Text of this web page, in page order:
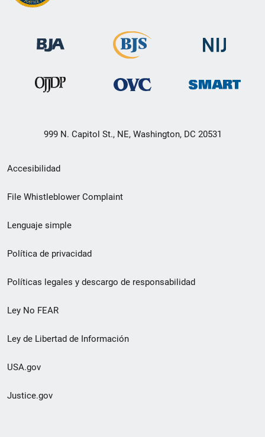
999 N. Capitol St., NE, Washington, DC 20531
Menú
de
de
pie
de
página
Accesibilidad
File Whistleblower Complaint
Lenguaje simple
Política de privacidad
Políticas legales y descargo de responsabilidad
Ley No FEAR
Ley de Libertad de Información
USA.gov
Justice.gov